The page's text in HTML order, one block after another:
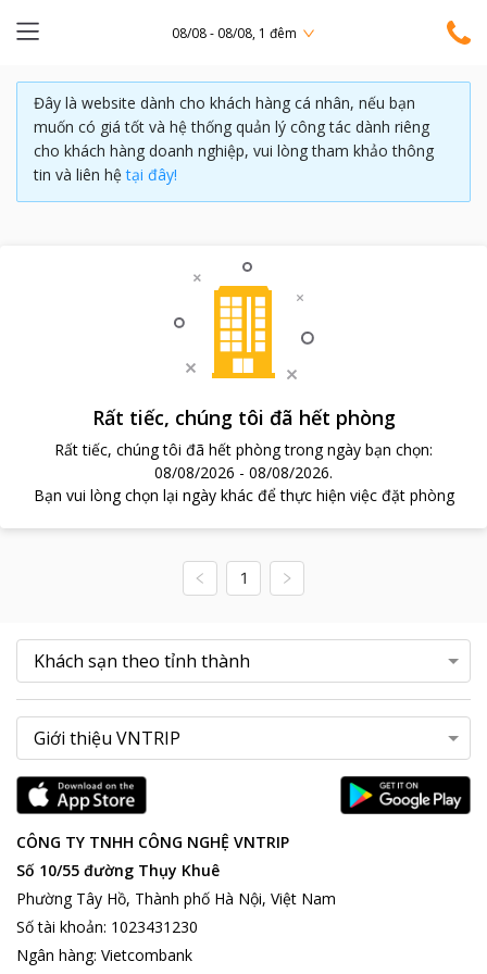
08/08 - 08/08, 1 đêm
Đây là website dành cho khách hàng cá nhân, nếu bạn
muốn có giá tốt và hệ thống quản lý công tác dành riêng
cho khách hàng doanh nghiệp, vui lòng tham khảo thông
tin và liên hệ tại đây!
Rất tiếc, chúng tôi đã hết phòng
Rất tiếc, chúng tôi đã hết phòng trong ngày bạn chọn:
08/08/2026 - 08/08/2026.
Bạn vui lòng chọn lại ngày khác để thực hiện việc đặt phòng
1
CÔNG TY TNHH CÔNG NGHỆ VNTRIP
Số 10/55 đường Thụy Khuê
Phường Tây Hồ, Thành phố Hà Nội, Việt Nam
Số tài khoản: 1023431230
Ngân hàng: Vietcombank